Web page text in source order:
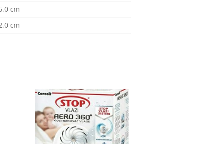
cm
cm
Dodaj
na
listu
želja